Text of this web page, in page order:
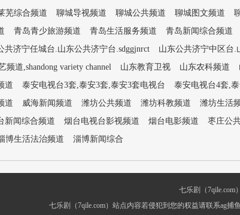
芜综合频道 聊城导视频道 聊城公共频道 聊城图文频道
青岛青少旅游频道 青岛生活服务频道 青岛新闻综合频道
共济宁任城台.山东公共济宁台.sdggjnrct 山东公共济宁中区台.
道,shandong variety channel
山东教育卫视 山东农科频道
道 泰安电视台3套,泰安3套,泰安3套电视台 泰安电视台4套,
道 威海新闻频道 潍坊公共频道 潍坊科教频道 潍坊生活
新闻综合频道 烟台电视台影视频道 烟台电影频道 枣庄公
博生活法治频道 淄博新闻综合
七乐剧（7qile.com
七乐剧（7qile.com）站点内容若侵犯到您的权益请联系ag捕